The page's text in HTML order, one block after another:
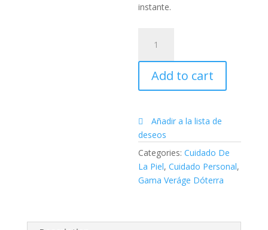
instante.
Hidratante
Salubelle
Veráge™
quantity
Add to cart
Añadir a la lista de
deseos
Categories:Cuidado De
La Piel,Cuidado Personal,
Gama Veráge Dóterra